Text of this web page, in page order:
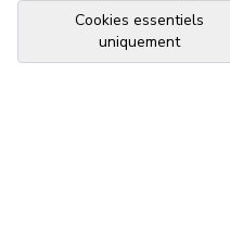
Cookies essentiels
uniquement